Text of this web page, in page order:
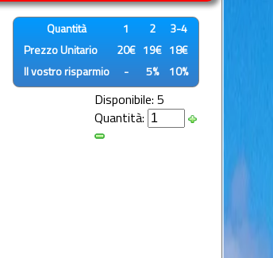
Quantità 1 2
3-4
Prezzo Unitario
20€ 19€
18€
Il vostro risparmio
- 5% 10%
Disponibile: 5
Quantità: